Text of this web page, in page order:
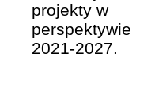
projekty w
perspektywie
2021-2027.